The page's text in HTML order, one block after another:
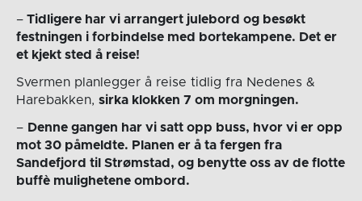
–Tidligere har vi arrangert julebord og besøkt
festningen i forbindelse med bortekampene. Det er
et kjekt sted å reise!
Svermen planlegger å reise tidlig fra Nedenes &
Harebakken, sirka klokken 7 om morgningen.
– Denne gangen har vi satt opp buss, hvor vi er opp
mot 30 påmeldte. Planen er å ta fergen fra
Sandefjord til Strømstad, og benytte oss av de flotte
buffè mulighetene ombord.